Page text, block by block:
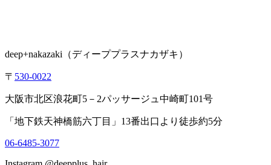
deep+nakazaki （ディーププラスナカザキ）
〒 530-0022
大阪市北区浪花町5 － 2パッサージュ中崎町101号
「地下鉄天神橋筋六丁目」 13番出口より徒歩約5分
06-6485-3077